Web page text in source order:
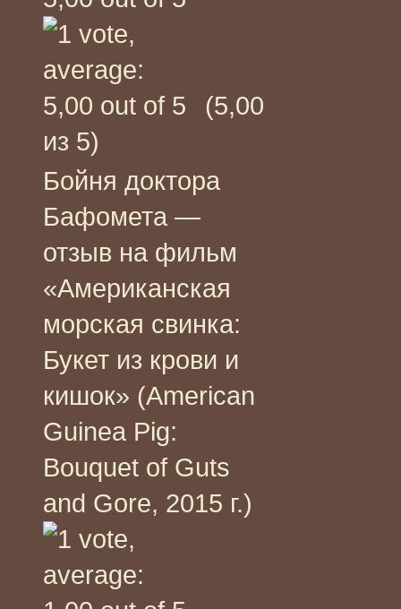
(5,00
из 5)
Бойня доктора
Бафомета —
отзыв на фильм
«Американская
морская свинка:
Букет из крови и
кишок» (American
Guinea Pig:
Bouquet of Guts
and Gore, 2015 г.)